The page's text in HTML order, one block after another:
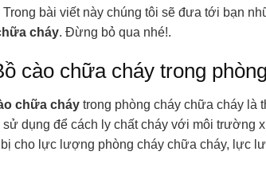
Trong bài viết này chúng tôi sẽ đưa tới bạn
cháy. Đừng bỏ qua nhé!.
cào chữa cháy trong
chữa cháy trong phòng cháy chữa cháy là
dụng để cách ly chất cháy với môi trường
cho lực lượng phòng cháy chữa cháy, lực